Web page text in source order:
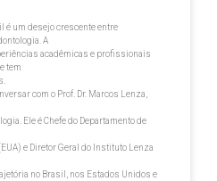
é um desejo crescente entre
A
acadêmicas e profissionais
tem
com o Prof. Dr. Marcos Lenza,
Ele é Chefe do Departamento de
e Diretor Geral do Instituto Lenza
no Brasil, nos Estados Unidos e